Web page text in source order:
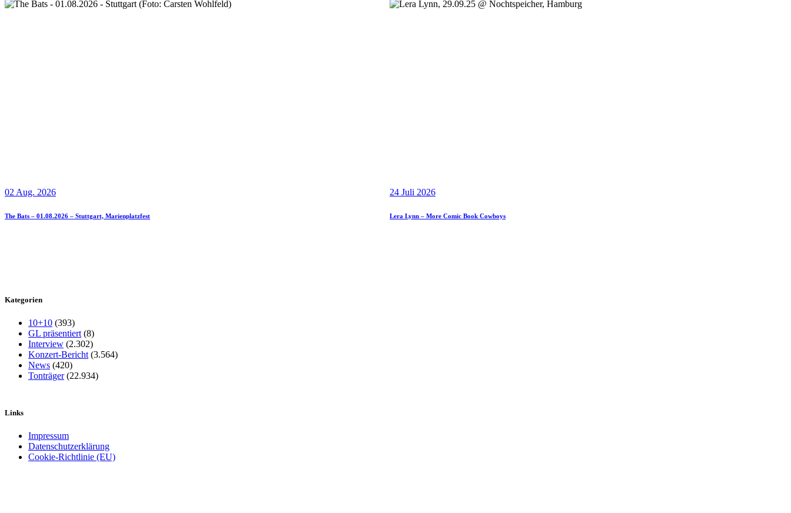
02 Aug. 2026
The Bats – 01.08.2026 – Stuttgart, Marienplatzfest
24 Juli 2026
Lera Lynn – More Comic Book Cowboys
Kategorien
10+10 (393)
GL präsentiert (8)
Interview (2.302)
Konzert-Bericht (3.564)
News (420)
Tonträger(22.934)
Links
Impressum
Datenschutzerklärung
Cookie-Richtlinie (EU)